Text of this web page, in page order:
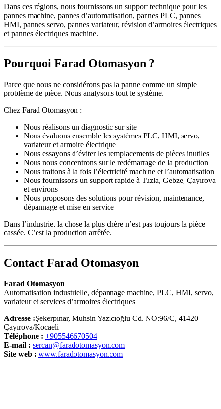
Dans ces régions, nous fournissons un support technique pour les
pannes machine, pannes d’automatisation, pannes PLC, pannes
HMI, pannes servo, pannes variateur, révision d’armoires électriques
et pannes électriques machine.
Pourquoi Farad Otomasyon ?
Parce que nous ne considérons pas la panne comme un simple
problème de pièce. Nous analysons tout le système.
Chez Farad Otomasyon :
Nous réalisons un diagnostic sur site
Nous évaluons ensemble les systèmes PLC, HMI, servo,
variateur et armoire électrique
Nous essayons d’éviter les remplacements de pièces inutiles
Nous nous concentrons sur le redémarrage de la production
Nous traitons à la fois l’électricité machine et l’automatisation
Nous fournissons un support rapide à Tuzla, Gebze, Çayırova
et environs
Nous proposons des solutions pour révision, maintenance,
dépannage et mise en service
Dans l’industrie, la chose la plus chère n’est pas toujours la pièce
cassée. C’est la production arrêtée.
Contact Farad Otomasyon
Farad Otomasyon
Automatisation industrielle, dépannage machine, PLC, HMI, servo,
variateur et services d’armoires électriques
Adresse :Şekerpınar, Muhsin Yazıcıoğlu Cd. NO:96/C, 41420
Çayırova/Kocaeli
Téléphone : +905546670504
E-mail : sercan@faradotomasyon.com
Site web : www.faradotomasyon.com